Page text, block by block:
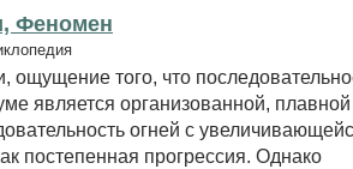
Феномен
ощущение того, что
является организованной,
огней с
постепенная прогрессия. Однако